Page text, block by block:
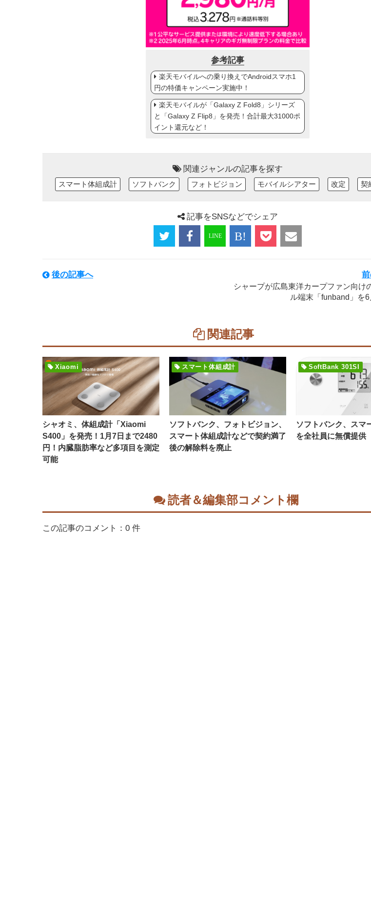
参考記事
楽天モバイルへの乗り換えでAndroidスマホ1
円の特価キャンペーン実施中！
楽天モバイルが「Galaxy Z Fold8」シリーズ
と「Galaxy Z Flip8」を発売！合計最大31000ポ
イント還元など！
関連ジャンルの記事を探す
スマート体組成計 ソフトバンク フォトビジョン モバイルシアター 改定 契
記事をSNSなどでシェア
後の記事へ
シャープが広島東洋カープファン向け
ル端末「funband」を
関連記事
Xiaomi
シャオミ、体組成計「Xiaomi
S400」を発売！1月7日まで2480
円！内臓脂肪率など多項目を測定
可能
スマート体組成計
ソフトバンク、フォトビジョン、
スマート体組成計などで契約満了
後の解除料を廃止
SoftBank 301SI
ソフトバンク、スマ
を全社員に無償提供
読者＆編集部コメント欄
この記事のコメント：0 件